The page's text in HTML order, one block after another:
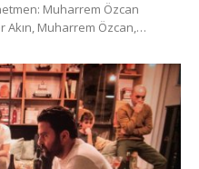
Muharrem Özcan
Akın, Muharrem Özcan,…